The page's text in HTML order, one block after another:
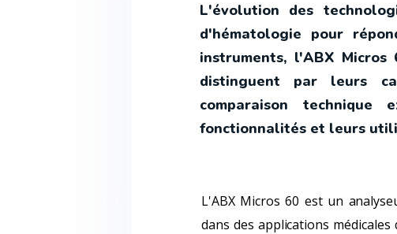
L'évolution des
d'hématologie pour
instruments, l'ABX
distinguent par leurs
comparaison
fonctionnalités et leurs
L'ABX Micros 60 est un
dans des applications